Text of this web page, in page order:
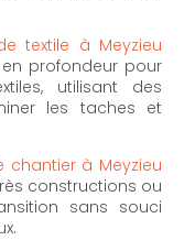
textile à Meyzieu
profondeur pour
utilisant des
les taches et
à Meyzieu
constructions ou
sans souci